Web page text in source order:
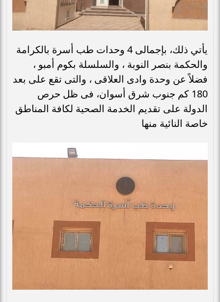
يأتي ذلك، بإجمالى 4 وحدات طب أسرة بالكرامة
والحكمة بنصر النوبة ، والسلسلة بكوم أمبو ،
فضلاً عن وحدة وادى العلاقى ، والتى تقع على بعد
180 كم جنوب شرق أسوان، فى ظل حرص
الدولة على تقديم الخدمة الصحية لكافة المناطق
خاصة النائية منها